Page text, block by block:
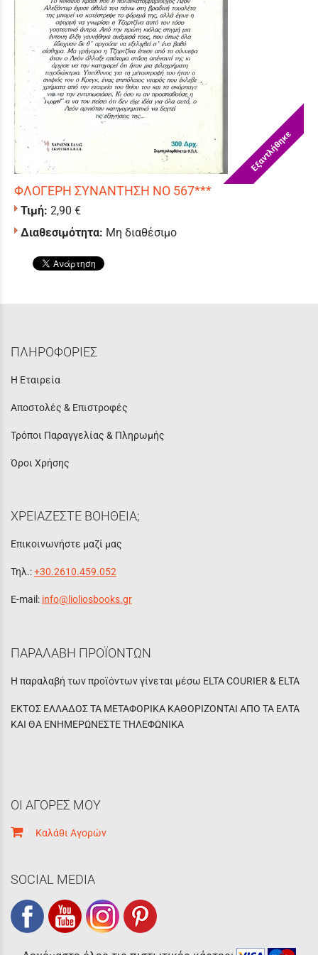
Εξαντλήθηκε
ΦΛΟΓΕΡΗ ΣΥΝΑΝΤΗΣΗ ΝΟ 567***
Τιμή: 2,90 €
Διαθεσιμότητα: Μη διαθέσιμο
ΠΛΗΡΟΦΟΡΙΕΣ
Η Εταιρεία
Αποστολές & Επιστροφές
Τρόποι Παραγγελίας & Πληρωμής
Όροι Χρήσης
ΧΡΕΙΑΖΕΣΤΕ ΒΟΗΘΕΙΑ;
Επικοινωνήστε μαζί μας
Τηλ.:+30.2610.459.052
E-mail: info@lioliosbooks.gr
ΠΑΡΑΛΑΒΗ ΠΡΟΪΟΝΤΩΝ
Η παραλαβή των προϊόντων γίνεται μέσω ELTA COURIER & ELTA
ΕΚΤΟΣ ΕΛΛΑΔΟΣ ΤΑ ΜΕΤΑΦΟΡΙΚΑ ΚΑΘΟΡΙΖΟΝΤΑΙ ΑΠΟ ΤΑ ΕΛΤΑ
ΚΑΙ ΘΑ ΕΝΗΜΕΡΩΝΕΣΤΕ ΤΗΛΕΦΩΝΙΚΑ
ΟΙ ΑΓΟΡΕΣ ΜΟΥ
Καλάθι Αγορών
SOCIAL MEDIA